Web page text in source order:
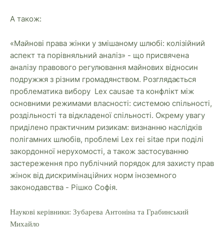
А також:
«Майнові права жінки у змішаному шлюбі: колізійний
аспект та порівняльний аналіз» - що присвячена
аналізу правового регулювання майнових відносин
подружжя з різним громадянством. Розглядається
проблематика вибору Lex causae та конфлікт між
основними режимами власності: системою спільності,
роздільності та відкладеної спільності. Окрему увагу
приділено практичним ризикам: визнанню наслідків
полігамних шлюбів, проблемі Lex rei sitae при поділі
закордонної нерухомості, а також застосуванню
застереження про публічний порядок для захисту прав
жінок від дискримінаційних норм іноземного
законодавства - Рішко Софія.
Наукові керівники: Зубарева Антоніна та Грабинський
Михайло